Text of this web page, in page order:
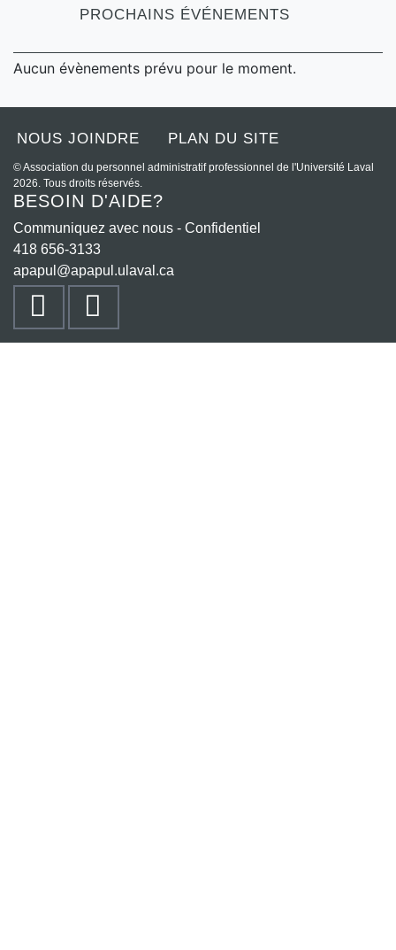
PROCHAINS ÉVÉNEMENTS
Aucun évènements prévu pour le moment.
NOUS JOINDRE PLAN DU SITE
© Association du personnel administratif professionnel de l'Université Laval
2026. Tous droits réservés.
BESOIN D'AIDE?
Communiquez avec nous - Confidentiel
418 656-3133
apapul@apapul.ulaval.ca